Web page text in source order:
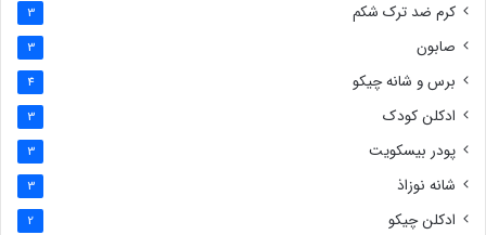
کرم ضد ترک شکم 3
صابون 3
برس و شانه چیکو 4
ادکلن کودک 3
پودر بیسکویت 3
شانه نوزاذ 3
ادکلن چیکو 2